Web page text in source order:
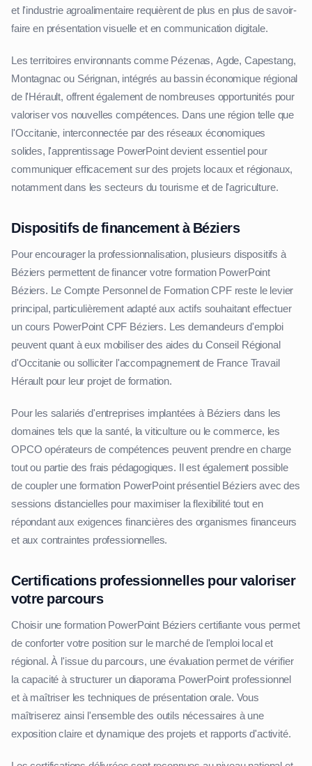
et l'industrie agroalimentaire requièrent de plus en plus de savoir-
faire en présentation visuelle et en communication digitale.
Les territoires environnants comme Pézenas, Agde, Capestang,
Montagnac ou Sérignan, intégrés au bassin économique régional
de l'Hérault, offrent également de nombreuses opportunités pour
valoriser vos nouvelles compétences. Dans une région telle que
l'Occitanie, interconnectée par des réseaux économiques
solides, l'apprentissage PowerPoint devient essentiel pour
communiquer efficacement sur des projets locaux et régionaux,
notamment dans les secteurs du tourisme et de l'agriculture.
Dispositifs de financement à Béziers
Pour encourager la professionnalisation, plusieurs dispositifs à
Béziers permettent de financer votre formation PowerPoint
Béziers. Le Compte Personnel de Formation CPF reste le levier
principal, particulièrement adapté aux actifs souhaitant effectuer
un cours PowerPoint CPF Béziers. Les demandeurs d'emploi
peuvent quant à eux mobiliser des aides du Conseil Régional
d'Occitanie ou solliciter l'accompagnement de France Travail
Hérault pour leur projet de formation.
Pour les salariés d'entreprises implantées à Béziers dans les
domaines tels que la santé, la viticulture ou le commerce, les
OPCO opérateurs de compétences peuvent prendre en charge
tout ou partie des frais pédagogiques. Il est également possible
de coupler une formation PowerPoint présentiel Béziers avec des
sessions distancielles pour maximiser la flexibilité tout en
répondant aux exigences financières des organismes financeurs
et aux contraintes professionnelles.
Certifications professionnelles pour valoriser
votre parcours
Choisir une formation PowerPoint Béziers certifiante vous permet
de conforter votre position sur le marché de l'emploi local et
régional. À l'issue du parcours, une évaluation permet de vérifier
la capacité à structurer un diaporama PowerPoint professionnel
et à maîtriser les techniques de présentation orale. Vous
maîtriserez ainsi l'ensemble des outils nécessaires à une
exposition claire et dynamique des projets et rapports d'activité.